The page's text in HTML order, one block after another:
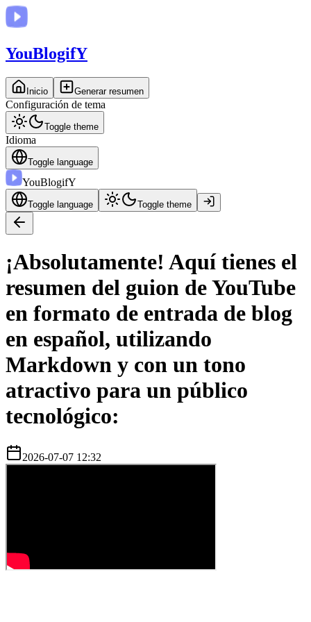
YouBlogifY
Inicio Generar resumen
Configuración de tema
Toggle theme
Idioma
Toggle language
YouBlogifY
Toggle language Toggle theme
¡Absolutamente! Aquí tienes el
resumen del guion de YouTube
en formato de entrada de blog
en español, utilizando
Markdown y con un tono
atractivo para un público
tecnológico:
2026-07-07 12:32